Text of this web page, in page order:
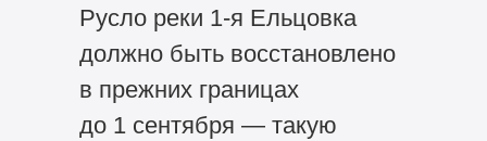
Русло реки 1-я Ельцовка
должно быть восстановлено
в прежних границах
до 1 сентября — такую